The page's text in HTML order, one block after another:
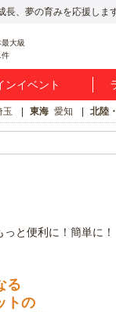
、夢の育みを応援しま
ンイベント
玉 東海 愛知 北陸
る
トの